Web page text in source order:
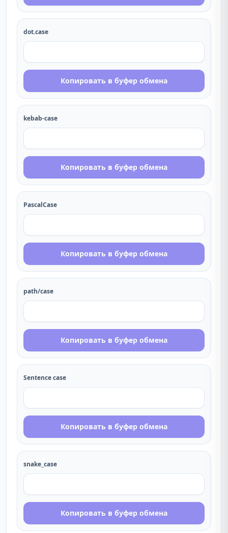
dot.case
Копировать в буфер обмена
kebab-case
Копировать в буфер обмена
PascalCase
Копировать в буфер обмена
path/case
Копировать в буфер обмена
Sentence case
Копировать в буфер обмена
snake_case
Копировать в буфер обмена